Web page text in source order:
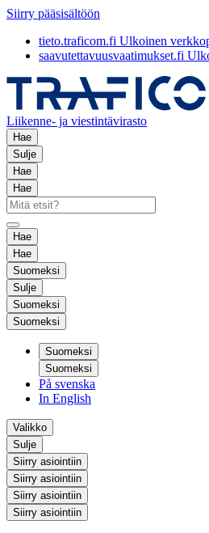
Siirry pääsisältöön
tieto.traficom.fi Ulkoinen
saavutettavuusvaatimukset.fi
Liikenne- ja viestintävirasto
Hae
Sulje
Hae
Hae
Hae
Hae
Suomeksi
Sulje
Suomeksi
Suomeksi
Suomeksi
Suomeksi
På svenska
In English
Valikko
Sulje
Siirry asiointiin
Siirry asiointiin
Siirry asiointiin
Siirry asiointiin